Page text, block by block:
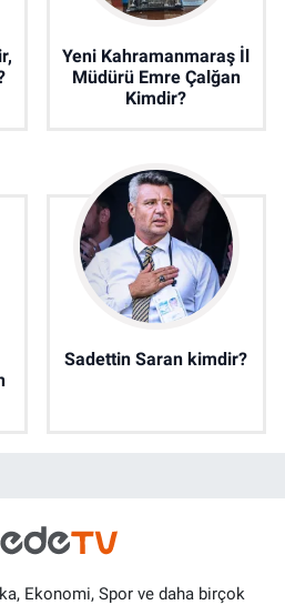
Yeni Kahramanmaraş İl
Müdürü Emre Çalğan
Kimdir?
Sadettin Saran kimdir?
Ekonomi, Spor ve daha birçok